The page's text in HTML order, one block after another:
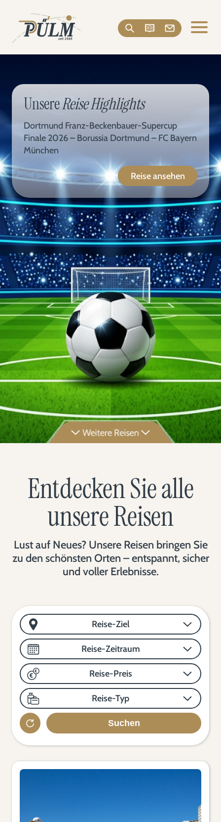
UnsereReise Highlights
Dortmund Franz-Beckenbauer-Supercup
Finale 2026 – Borussia Dortmund – FC Bayern
München
Reise ansehen
Weitere Reisen
Entdecken Sie alle
unsere Reisen
Lust auf Neues? Unsere Reisen bringen Sie
zu den schönsten Orten – entspannt, sicher
und voller Erlebnisse.
Reise-Ziel
Reise-Zeitraum
Reise-Preis
Reise-Typ
Suchen